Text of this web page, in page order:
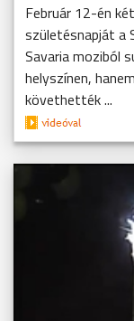
Február 12-én
születésnapját a
Savaria moziból
helyszínen,
követhették ...